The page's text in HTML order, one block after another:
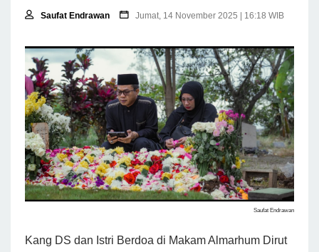
Saufat Endrawan Jumat, 14 November 2025 | 16:18 WIB
Saufat Endrawan
Kang DS dan Istri Berdoa di Makam Almarhum Dirut